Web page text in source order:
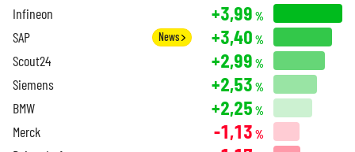
Infineon +3,99 %
SAP News +3,40 %
Scout24 +2,99 %
Siemens +2,53 %
BMW +2,25 %
Merck -1,13 %